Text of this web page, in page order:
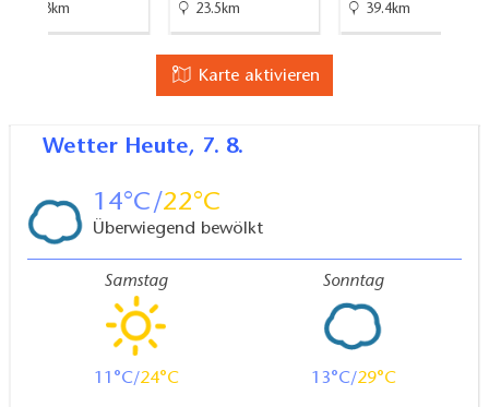
45.3km 23.5km 39.4km
Karte aktivieren
Wetter Heute, 7. 8.
14 22
Überwiegend bewölkt
Samstag
11 24
Sonntag
13 29